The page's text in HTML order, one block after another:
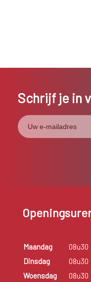
Schrijf je in
Maandag 08u30
Dinsdag
08u30
Woensdag
08u30